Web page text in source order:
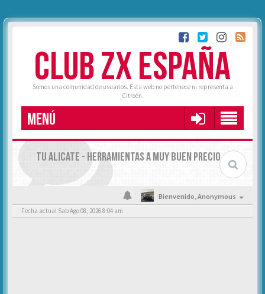
CLUB ZX ESPAÑA
Somos una comunidad de usuarios. Esta web no pertenece ni representa a
Citroën.
MENÚ
TU ALICATE - HERRAMIENTAS A MUY BUEN PRECIO
Bienvenido,Anonymous
Fecha actual Sab Ago 08, 2026 8:04 am